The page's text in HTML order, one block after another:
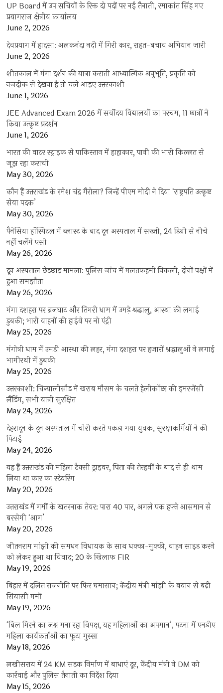
UP Board में उप सचिवों के रिक्त दो पदों पर नई तैनाती, रमाकांत सिंह गए
प्रयागराज क्षेत्रीय कार्यालय
June 2, 2026
देवप्रयाग में हादसा: अलकनंदा नदी में गिरी कार, राहत-बचाव अभियान जारी
June 2, 2026
शीतकाल में गंगा दर्शन की यात्रा कराती आध्यात्मिक अनुभूति, प्रकृति को
नजदीक से देखना है तो चले आइए उत्तरकाशी
June 1, 2026
JEE Advanced Exam 2026 में सर्वोदय विद्यालयों का परचम, 11 छात्रों ने
किया उत्कृष्ट प्रदर्शन
June 1, 2026
भारत की वाटर स्ट्राइक से पाकिस्तान में हाहाकार, पानी की भारी किल्लत से
जूझ रहा कराची
May 30, 2026
कौन हैं उत्तराखंड के रमेश चंद्र गैरोला? जिन्हें पीएम मोदी ने दिया ‘राष्ट्रपति उत्कृष्ट
सेवा पदक’
May 30, 2026
पैनेसिया हॉस्पिटल में ब्लास्ट के बाद दून अस्पताल में सख्ती, 24 डिग्री से नीचे
नहीं चलेंगे एसी
May 26, 2026
दून अस्पताल छेड़छाड़ मामला: पुलिस जांच में गलतफहमी निकली, दोनों पक्षों में
हुआ समझौता
May 26, 2026
गंगा दशहरा पर ब्रजघाट और तिगरी धाम में उमड़े श्रद्धालु, आस्था की लगाई
डुबकी; भारी वाहनों की हाईवे पर नो एंट्री
May 25, 2026
गंगोत्री धाम में उमड़ी आस्था की लहर, गंगा दशहरा पर हजारों श्रद्धालुओं ने लगाई
भागीरथी में डुबकी
May 25, 2026
उत्तरकाशी: चिन्यालीसौड़ में खराब मौसम के चलते हेलीकॉप्टर की इमरजेंसी
लैंडिंग, सभी यात्री सुरक्षित
May 24, 2026
देहरादून के दून अस्पताल में चोरी करते पकड़ा गया युवक, सुरक्षाकर्मियों ने की
पिटाई
May 24, 2026
यह हैं उत्तराखंड की महिला टैक्सी ड्राइवर, पिता की तेरहवीं के बाद से ही थाम
लिया था कार का स्टेयरिंग
May 20, 2026
उत्तराखंड में गर्मी के खतरनाक तेवर: पारा 40 पार, अगले एक हफ्ते आसमान से
बरसेगी ‘आग’
May 20, 2026
जीतनराम मांझी की समधन विधायक के साथ धक्का-मुक्की, वाहन साइड करने
को लेकर हुआ था विवाद; 20 के खिलाफ FIR
May 19, 2026
बिहार में दलित राजनीति पर फिर घमासान; केंद्रीय मंत्री मांझी के बयान से बढ़ी
सियासी गर्मी
May 19, 2026
‘बिल गिरने का जश्न मना रहा विपक्ष, यह महिलाओं का अपमान’, पटना में एनडीए
महिला कार्यकर्ताओं का फूटा गुस्सा
May 18, 2026
लखीसराय में 24 KM सड़क निर्माण में बाधाएं दूर, केंद्रीय मंत्री ने DM को
कार्रवाई और पुलिस तैनाती का निर्देश दिया
May 15, 2026